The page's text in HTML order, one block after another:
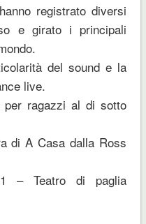
registrato diversi
e girato i principali
del sound e la
live.
per ragazzi al di sotto
di A Casa dalla Ross
– Teatro di paglia